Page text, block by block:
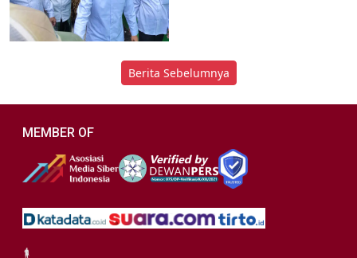
Berita Sebelumnya
MEMBER OF